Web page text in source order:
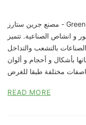
مصنع جرين ستارز - Green Stars من افضل مصانع السلوتيب و مواد
و انشاص الصناعية. تتميز
بالتشعب والتداخل
بأشكال و أحجام و ألوان
READ MORE